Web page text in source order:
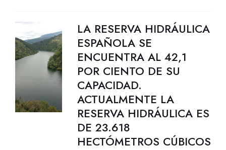
LA RESERVA HIDRÁULICA
ESPAÑOLA SE
ENCUENTRA AL 42,1
POR CIENTO DE SU
CAPACIDAD.
ACTUALMENTE LA
RESERVA HIDRÁULICA ES
DE 23.618
HECTÓMETROS CÚBICOS